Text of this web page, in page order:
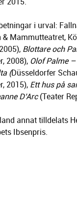
i urval:
Mammutteatret,
Blottare och
2008), Olof Palme
(Düsseldorfer
2015), Ett hus på
D’Arc(Teater
annat tilldelats
Ibsenpris.